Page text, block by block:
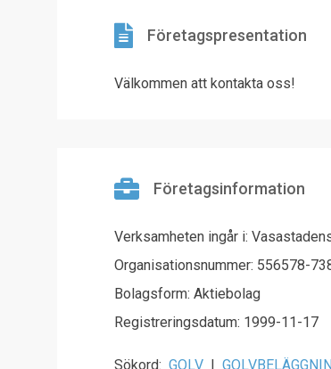
Företagspresentation
Välkommen att kontakta oss!
Företagsinformation
Verksamheten ingår i:
Organisationsnummer: 556578-
Bolagsform: Aktiebolag
Registreringsdatum: 1999-11-17
Sökord: GOLV |